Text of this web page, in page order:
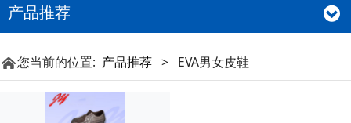
产品推荐
您当前的位置: 产品推荐 > EVA男女皮鞋